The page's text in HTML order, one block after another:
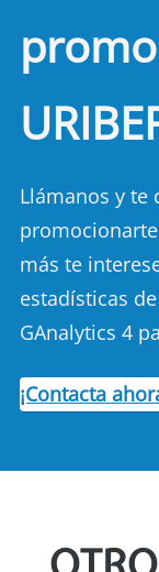
Llámanos y te
más te
estadísticas
GAnalytics 4
¡Contacta